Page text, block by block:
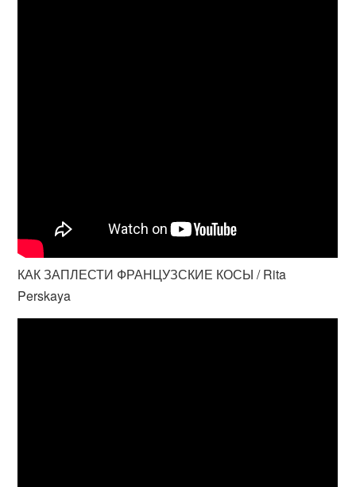
КАК ЗАПЛЕСТИ ФРАНЦУЗСКИЕ КОСЫ / Rita
Perskaya